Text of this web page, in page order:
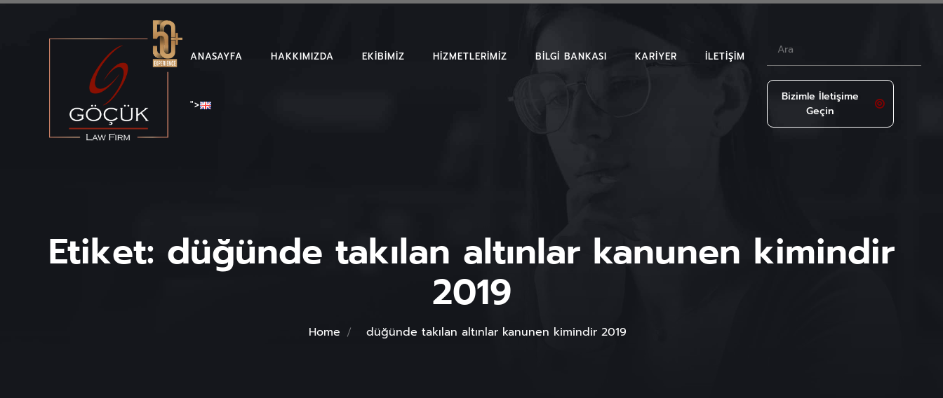
ANASAYFA HAKKIMIZDA EKIBIMIZ HIZMETLERIMIZ BILGI BANKASI KARIYER İLETIŞIM
">
Bizimle İletişime
Geçin
Etiket: düğünde takılan altınlar kanunen kimindir
2019
Home düğünde takılan altınlar kanunen kimindir 2019